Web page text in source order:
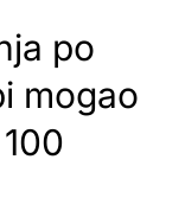
po
mogao